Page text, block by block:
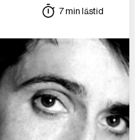
7 min lästid